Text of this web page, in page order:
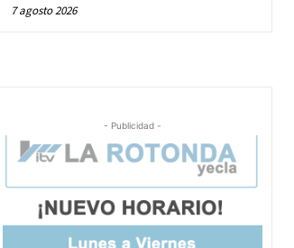
7 agosto 2026
- Publicidad -